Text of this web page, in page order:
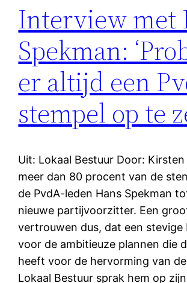
Interview met
Spekman:
er altijd een
stempel op te
Uit: Lokaal Bestuur Door:
meer dan 80 procent van de
de PvdA-leden Hans Spekman
nieuwe partijvoorzitter. Een
vertrouwen dus, dat een stevige
voor de ambitieuze plannen die
heeft voor de hervorming van
Lokaal Bestuur sprak hem op